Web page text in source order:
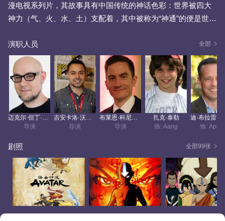
漫电视系列片，其故事具有中国传统的神话色彩：世界被四大
神力（气、火、水、土）支配着，其中被称为“神通”的便是世上
在沉寂了数百年之后，世人无意中拯救了他并唤醒了其体内的
神力，之后与同伴一同踏上拯救人类的道路。 故事具有中国神
话色彩，并且人设也具有东方古韵。该动画却是在今年刚获得
第三十三届美国动画安妮奖最佳电视动画提名，可想而知在欧
美地区已经有一定影响力。《降世神通》主要讲述的是一个虚
构的东方神话冒险故事：气、火、水、土是主宰着整个世界的
四大神力，而神通(Avatar)却是唯一拥有这四大神力的人，他可
最需要他的时候，却神秘失踪了。千年之后，在南极还幸存着
一个水族部落。水族勇士Katara和她的哥...
演职人员 全部
迈克尔·但丁·迪马蒂诺
导演
吉安卡洛·沃尔普
导演
布莱恩·科尼祖克
导演
扎克·泰勒
饰: Aang
饰: Appa
剧照 全部99张